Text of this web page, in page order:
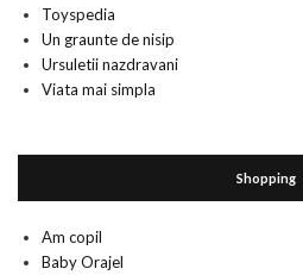
Toyspedia
Un graunte de nisip
Ursuletii nazdravani
Viata mai simpla
Shopping
Am copil
Baby Orajel